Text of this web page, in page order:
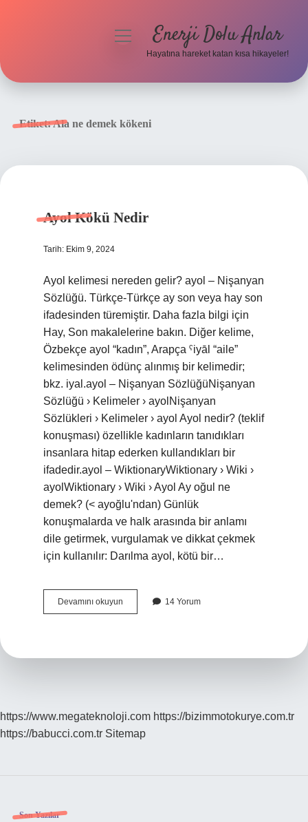
menüyüEnerji Dolu Anlar
Hayatına hareket katan kısa hikayeler!
Etiket:Ala ne demek kökeni
Ayol Kökü Nedir
Tarih: Ekim 9, 2024
Ayol kelimesi nereden gelir? ayol – Nişanyan
Sözlüğü. Türkçe-Türkçe ay son veya hay son
ifadesinden türemiştir. Daha fazla bilgi için
Hay, Son makalelerine bakın. Diğer kelime,
Özbekçe ayol “kadın”, Arapça ˁiyāl “aile”
kelimesinden ödünç alınmış bir kelimedir;
bkz. iyal.ayol – Nişanyan SözlüğüNişanyan
Sözlüğü › Kelimeler › ayolNişanyan
Sözlükleri › Kelimeler › ayol Ayol nedir? (teklif
konuşması) özellikle kadınların tanıdıkları
insanlara hitap ederken kullandıkları bir
ifadedir.ayol – WiktionaryWiktionary › Wiki ›
ayolWiktionary › Wiki › Ayol Ay oğul ne
demek? (< ayoğlu'ndan) Günlük
konuşmalarda ve halk arasında bir anlamı
dile getirmek, vurgulamak ve dikkat çekmek
için kullanılır: Darılma ayol, kötü bir…
Devamını okuyun
Kökü
14 Yorum
https://www.megateknoloji.com https://bizimmotokurye.com.tr
https://babucci.com.tr Sitemap
Son Yazılar